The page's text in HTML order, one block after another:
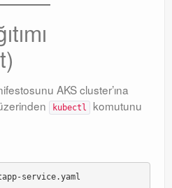
AKS cluster’ına
kubectl
komutunu